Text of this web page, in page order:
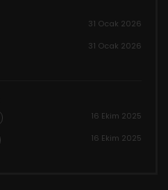
31 Ocak 2026
31 Ocak 2026
16 Ekim 2025
16 Ekim 2025